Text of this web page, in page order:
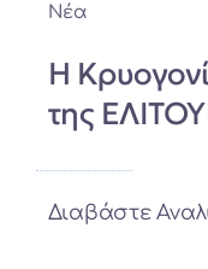
Νέα
Η
της
Διαβάστε